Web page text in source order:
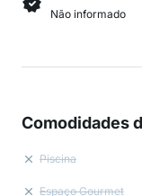
Não informado
Comodidades
Piscina
Espaço Gourmet